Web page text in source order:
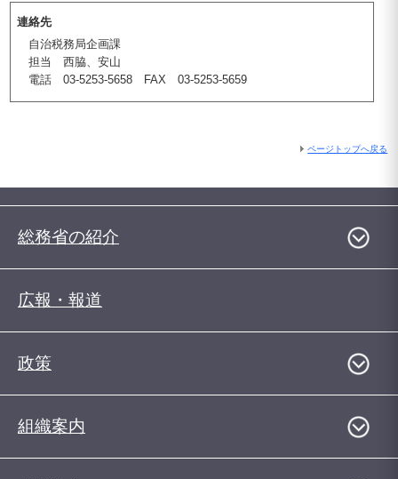
連絡先
自治税務局企画課
担当 西脇、安山
電話 03-5253-5658 FAX 03-5253-5659
ページトップへ戻る
総務省の紹介
広報・報道
政策
組織案内